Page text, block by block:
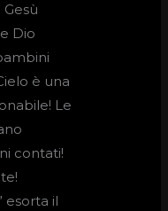
Dio
è una
Le
contati!
esorta il